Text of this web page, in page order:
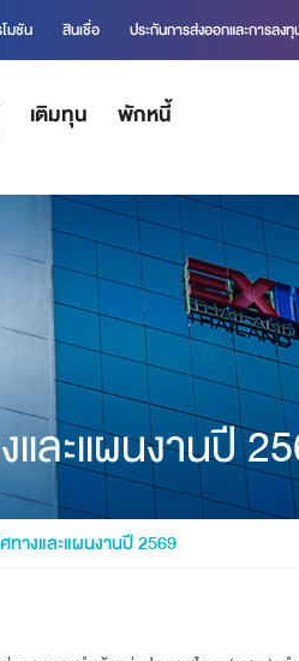
มชัน สินเชื่อ ประกันการส่งออกและการลงทุ
เติมทุน พักหนี้
และแผนงานปี
ทางและแผนงานปี 2569